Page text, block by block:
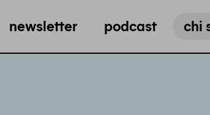
newsletter podcast chi